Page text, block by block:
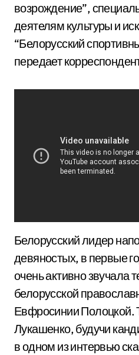
возрождение”,
деятелям культуры и
“Белорусский
передает
Белорусский лидер
девяностых, в первые
очень активно звучала
белорусской
Евфросинии Полоцкой.
Лукашенко, будучи
в одном из интервью